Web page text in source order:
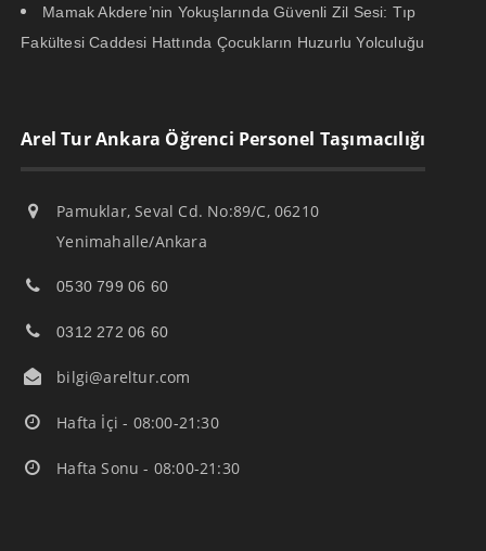
Mamak Akdere’nin Yokuşlarında Güvenli Zil Sesi: Tıp
Fakültesi Caddesi Hattında Çocukların Huzurlu Yolculuğu
Arel Tur Ankara Öğrenci Personel Taşımacılığı
Pamuklar, Seval Cd. No:89/C, 06210
Yenimahalle/Ankara
0530 799 06 60
0312 272 06 60
bilgi@areltur.com
Hafta İçi - 08:00-21:30
Hafta Sonu - 08:00-21:30